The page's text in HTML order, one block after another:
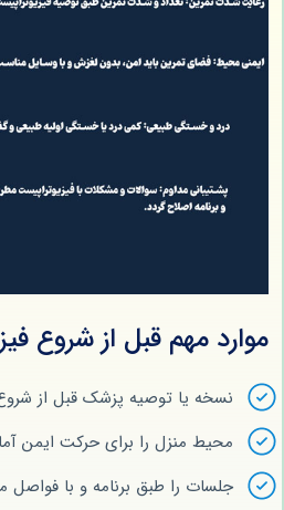
موارد مهم قبل از شروع
نسخه یا توصیه پزشک قبل از
محیط منزل را برای حرکت ایمن
جلسات را طبق برنامه و با فواصل